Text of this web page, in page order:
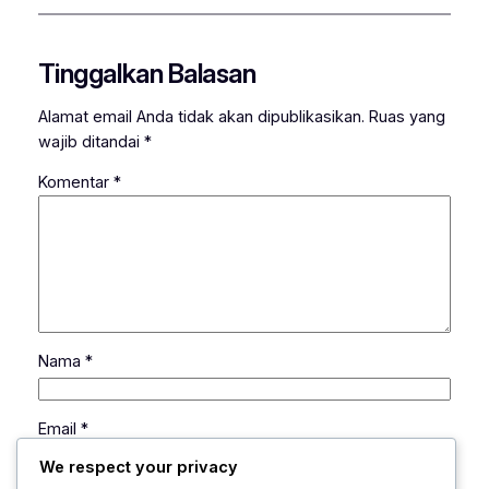
Tinggalkan Balasan
Alamat email Anda tidak akan dipublikasikan. Ruas yang
wajib ditandai *
Komentar *
Nama *
Email *
We respect your privacy